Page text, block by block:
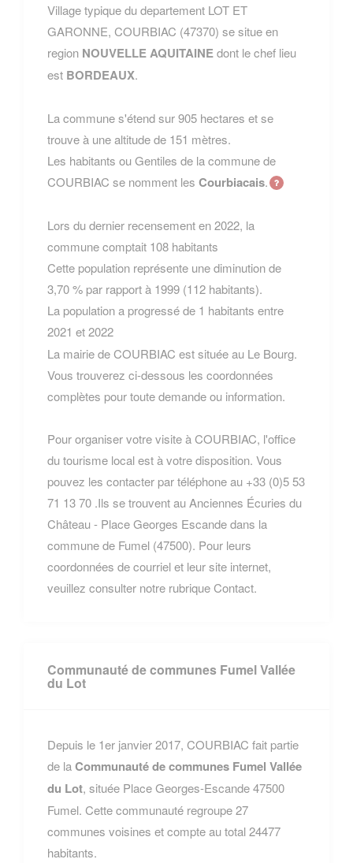
Village typique du departement LOT ET
GARONNE, COURBIAC (47370) se situe en
region NOUVELLE AQUITAINEdont le chef lieu
est BORDEAUX.
La commune s'étend sur 905 hectares et se
trouve à une altitude de 151 mètres.
Les habitants ou Gentiles de la commune de
COURBIAC se nomment les Courbiacais.
Lors du dernier recensement en 2022, la
commune comptait 108 habitants
Cette population représente une diminution de
3,70 % par rapport à 1999 (112 habitants).
La population a progressé de 1 habitants entre
2021 et 2022
La mairie de COURBIAC est située au Le Bourg.
Vous trouverez ci-dessous les coordonnées
complètes pour toute demande ou information.
Pour organiser votre visite à COURBIAC, l'office
du tourisme local est à votre disposition. Vous
pouvez les contacter par téléphone au +33 (0)5 53
71 13 70 .Ils se trouvent au Anciennes Écuries du
Château - Place Georges Escande dans la
commune de Fumel (47500). Pour leurs
coordonnées de courriel et leur site internet,
veuillez consulter notre rubrique Contact.
Communauté de communes Fumel Vallée
du Lot
Depuis le 1er janvier 2017, COURBIAC fait partie
de laCommunauté de communes Fumel Vallée
du Lot, située Place Georges-Escande 47500
Fumel. Cette communauté regroupe 27
communes voisines et compte au total 24477
habitants.